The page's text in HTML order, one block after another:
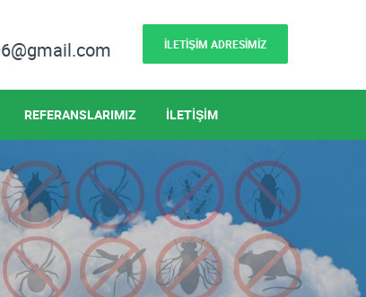
İLETİŞİM ADRESİMİZ
REFERANSLARIMIZ İLETİŞİM